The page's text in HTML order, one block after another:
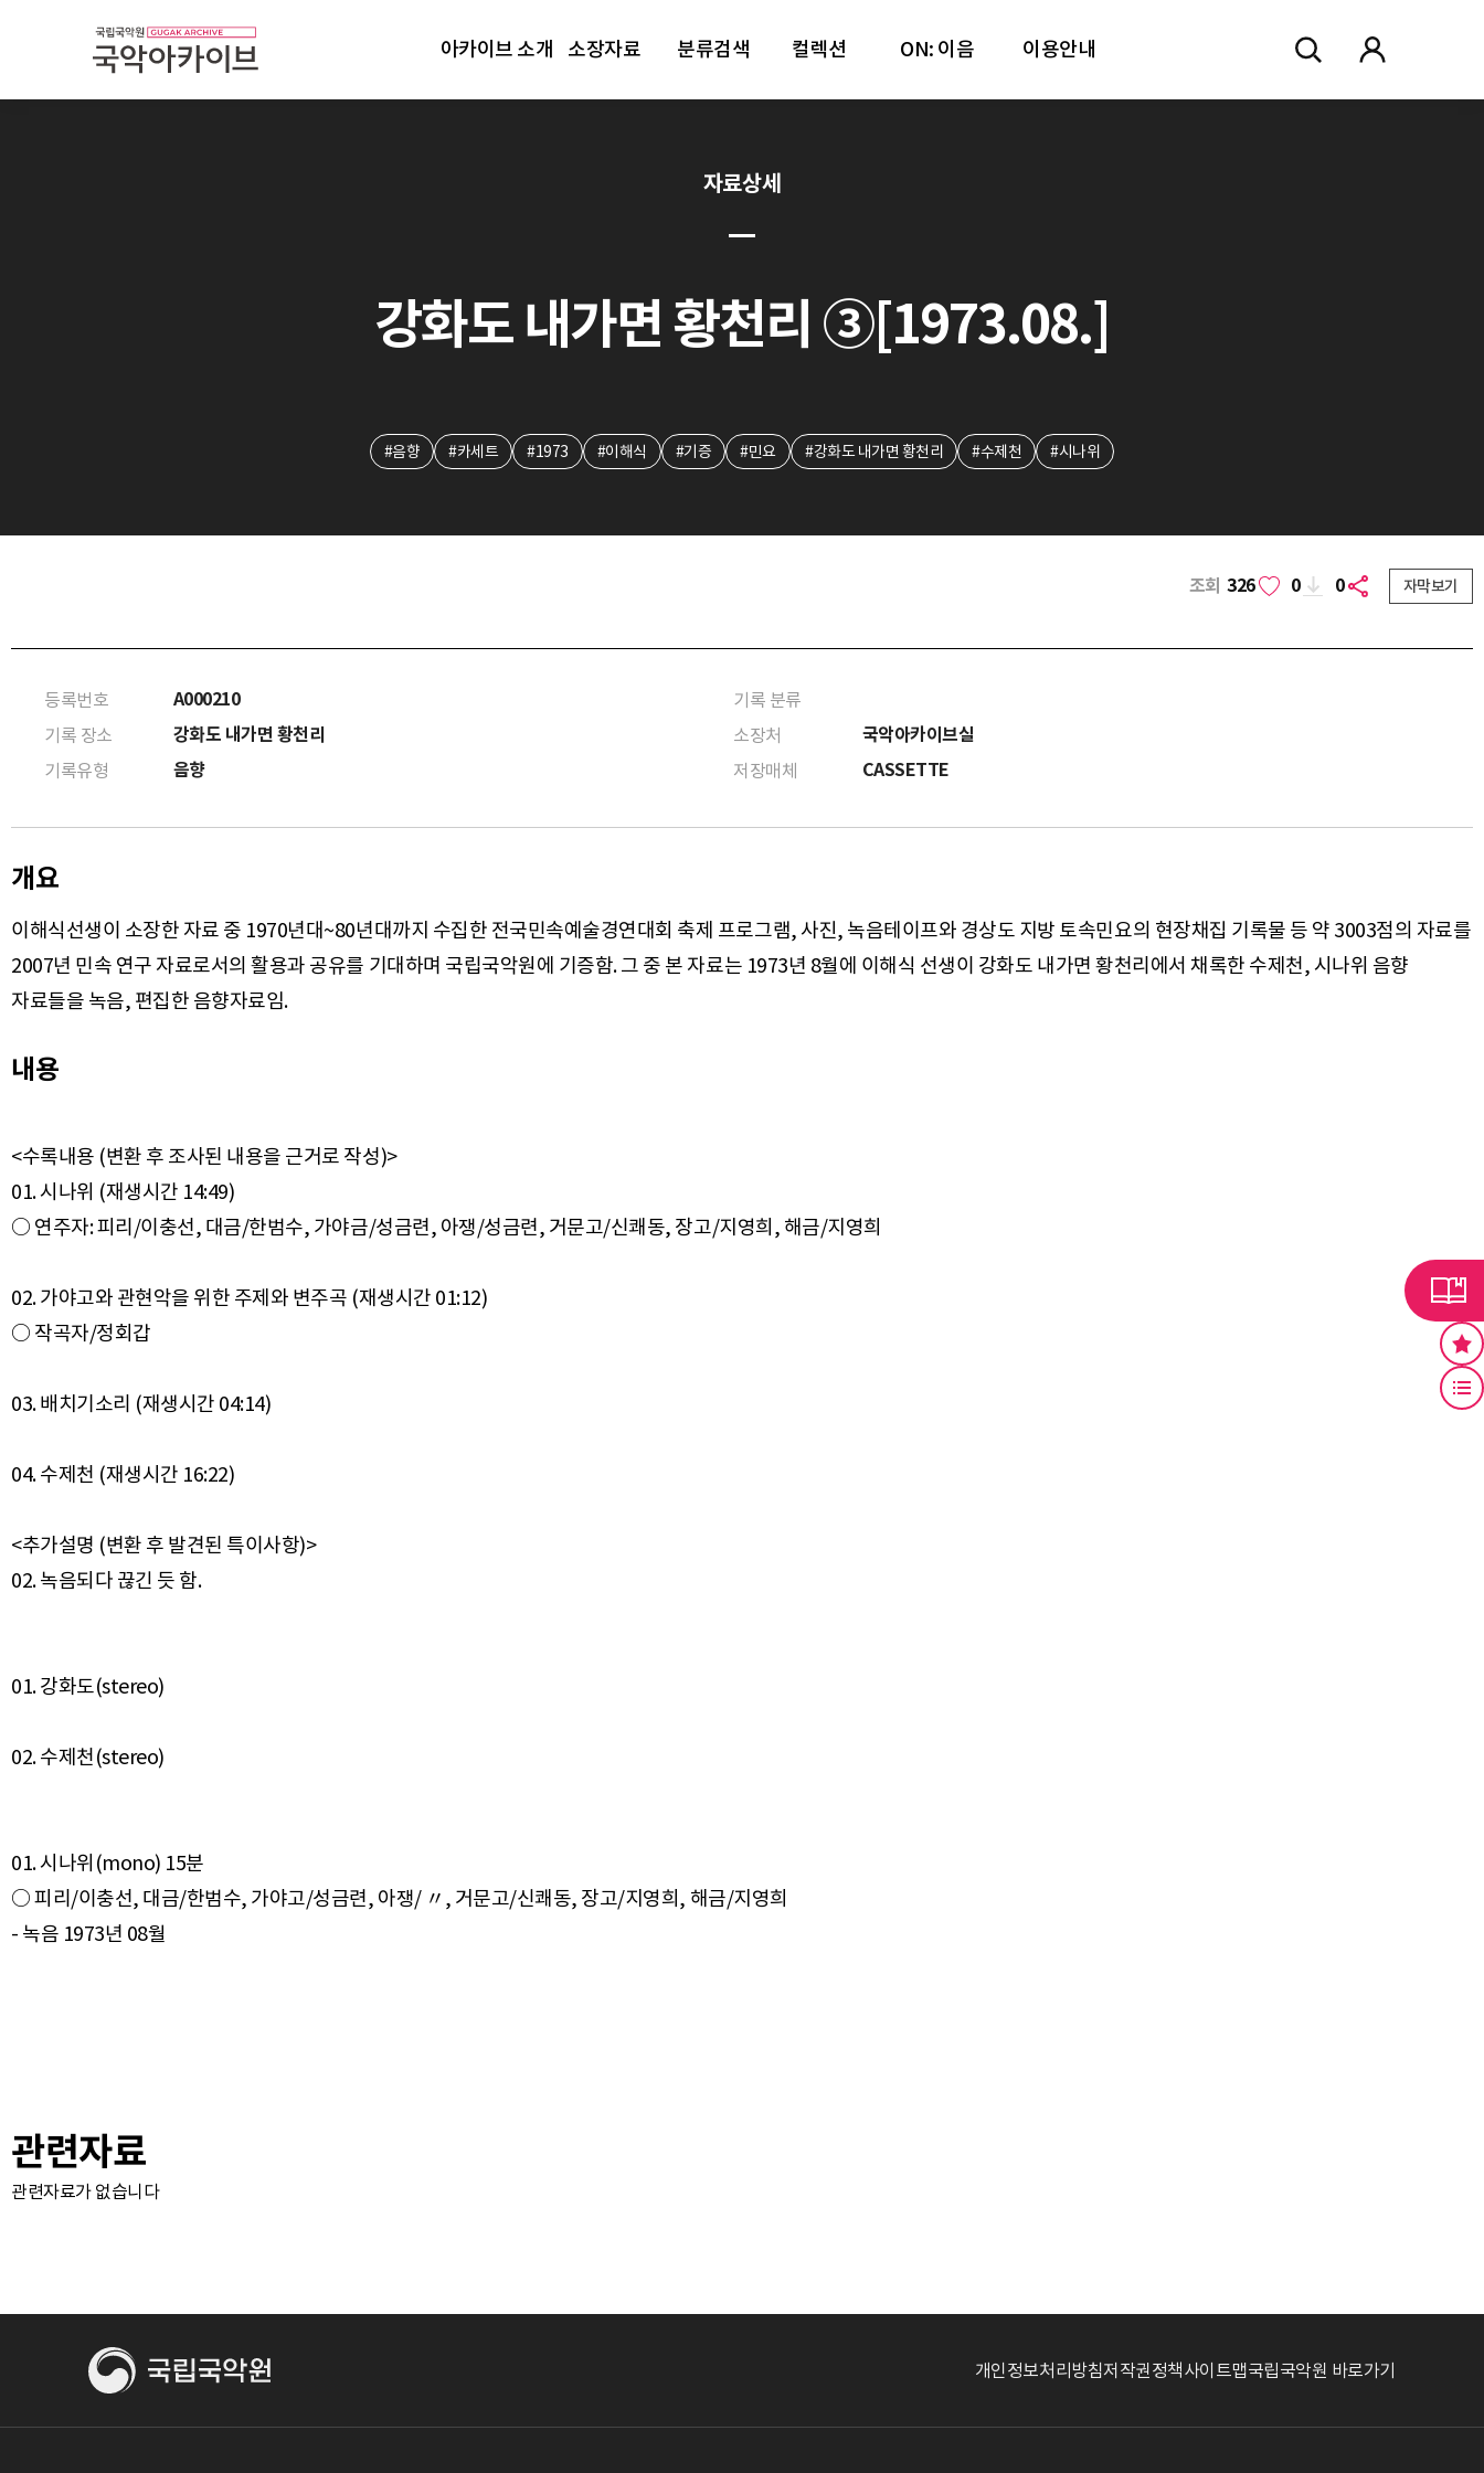
아카이브 소개 소장자료 분류검색 컬렉션 ON: 이음 이용안내
자료상세
강화도 내가면 황천리 ③[1973.08.]
#음향 #카세트 #1973 #이해식 #기증 #민요 #강화도 내가면 황천리 #수제천 #시나위
조회 326 0 0 자막보기
등록번호 A000210
기록 분류
기록 장소
강화도 내가면 황천리 소장처 국악아카이브실
기록유형 음향 저장매체 CASSETTE
개요
이해식선생이 소장한 자료 중 1970년대~80년대까지 수집한 전국민속예술경연대회 축제 프로그램, 사진, 녹음테이프와 경상도 지방 토속민요의 현장채집 기록물 등 약 3003점의 자료를
2007년 민속 연구 자료로서의 활용과 공유를 기대하며 국립국악원에 기증함. 그 중 본 자료는 1973년 8월에 이해식 선생이 강화도 내가면 황천리에서 채록한 수제천, 시나위 음향
자료들을 녹음, 편집한 음향자료임.
내용
<수록내용 (변환 후 조사된 내용을 근거로 작성)>
01. 시나위 (재생시간 14:49)
○ 연주자: 피리/이충선, 대금/한범수, 가야금/성금련, 아쟁/성금련, 거문고/신쾌동, 장고/지영희, 해금/지영희
02. 가야고와 관현악을 위한 주제와 변주곡 (재생시간 01:12)
○ 작곡자/정회갑
03. 배치기소리 (재생시간 04:14)
04. 수제천 (재생시간 16:22)
<추가설명 (변환 후 발견된 특이사항)>
02. 녹음되다 끊긴 듯 함.
01. 강화도(stereo)
02. 수제천(stereo)
01. 시나위(mono) 15분
○ 피리/이충선, 대금/한범수, 가야고/성금련, 아쟁/ 〃, 거문고/신쾌동, 장고/지영희, 해금/지영희
관련자료
관련자료가 없습니다
개인정보처리방침저작권정책사이트맵국립국악원 바로가기